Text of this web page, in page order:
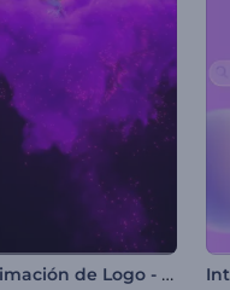
Animación de Logo - Mariposa